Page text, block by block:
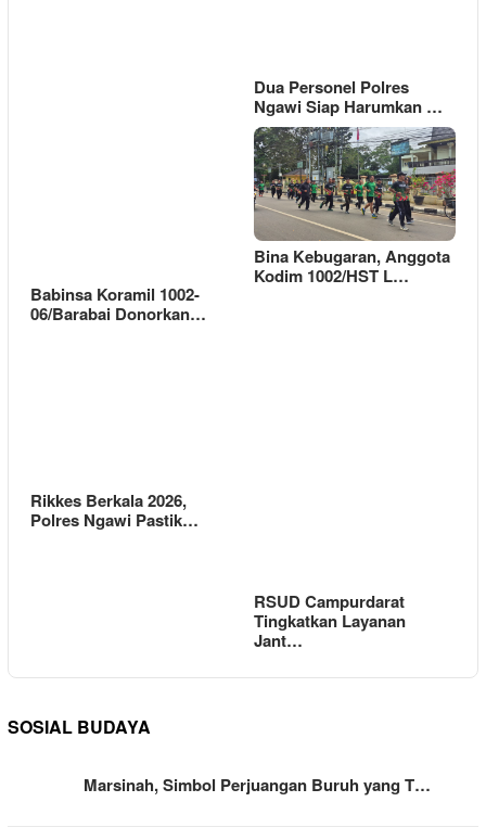
Dua Personel Polres
Ngawi Siap Harumkan …
Babinsa Koramil 1002-
06/Barabai Donorkan…
Bina Kebugaran, Anggota
Kodim 1002/HST L…
Rikkes Berkala 2026,
Polres Ngawi Pastik…
RSUD Campurdarat
Tingkatkan Layanan
Jant…
SOSIAL BUDAYA
Marsinah, Simbol Perjuangan Buruh yang T…